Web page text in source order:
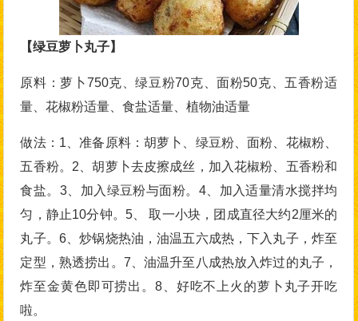
【绿豆萝卜丸子】
原料：萝卜750克、绿豆粉70克、面粉50克、五香粉适
量、花椒粉适量、食盐适量、植物油适量
做法：1、准备原料：胡萝卜、绿豆粉、面粉、花椒粉、
五香粉。2、胡萝卜去皮擦成丝，加入花椒粉、五香粉和
食盐。3、加入绿豆粉与面粉。4、加入适量清水搅拌均
匀，静止10分钟。5、 取一小块，团成直径大约2厘米的
丸子。6、炒锅烧热油，油温五六成热，下入丸子，炸至
定型，熟透捞出。7、油温升至八成热放入炸过的丸子，
炸至金黄色即可捞出。8、好吃不上火的萝卜丸子开吃
啦。